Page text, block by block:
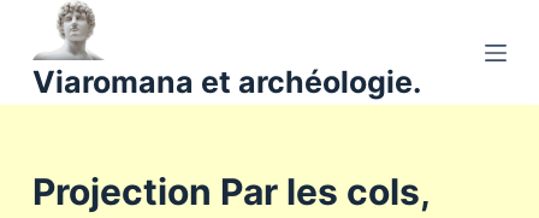
a
Viaromana et archéologie.
Projection Par les cols,